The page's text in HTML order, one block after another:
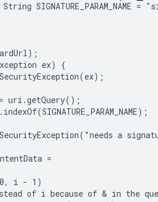
SIGNATURE_PARAM_NAME =
ex) {
uri.getQuery();
a
=
i - 1)
of i because of & in the